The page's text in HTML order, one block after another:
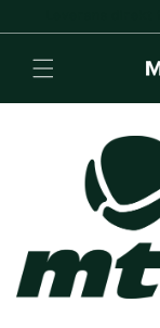
indhold